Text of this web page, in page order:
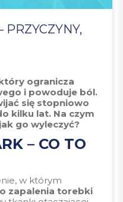
PRZYCZYNY,
ogranicza
i powoduje ból.
się stopniowo
kilku lat. Na czym
go wyleczyć?
– CO TO
w którym
zapalenia torebki